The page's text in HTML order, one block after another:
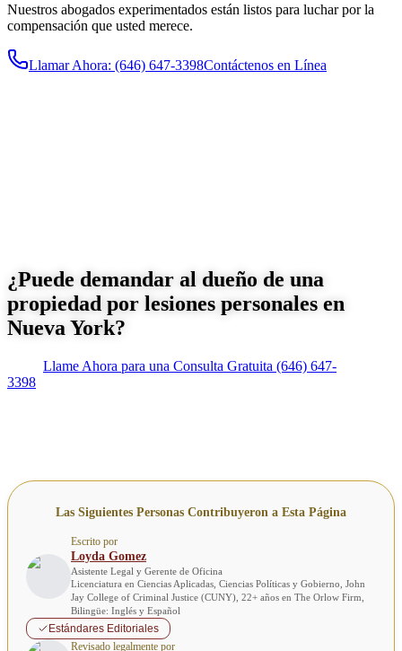
Nuestros abogados experimentados están listos para luchar por la
compensación que usted merece.
Llamar Ahora: (646) 647-3398Contáctenos en Línea
¿Puede demandar al dueño de una
propiedad por lesiones personales en
Nueva York?
Llame Ahora para una Consulta Gratuita (646) 647-
3398
Las Siguientes Personas Contribuyeron a Esta Página
Escrito por
Loyda Gomez
Asistente Legal y Gerente de Oficina
Licenciatura en Ciencias Aplicadas, Ciencias Políticas y Gobierno, John
Jay College of Criminal Justice (CUNY), 22+ años en The Orlow Firm,
Bilingüe: Inglés y Español
Estándares Editoriales
Revisado legalmente por